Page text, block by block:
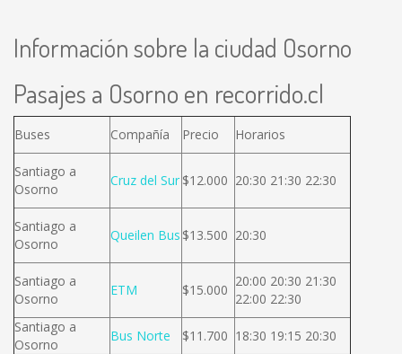
Información sobre la ciudad Osorno
Pasajes a Osorno en recorrido.cl
Buses Compañía Precio Horarios
Santiago a
Osorno
Cruz del Sur $12.000 20:30 21:30 22:30
Santiago a
Osorno
Queilen Bus $13.500 20:30
Santiago a
Osorno
ETM $15.000
20:00 20:30 21:30
22:00 22:30
Santiago a
Osorno
Bus Norte $11.700 18:30 19:15 20:30